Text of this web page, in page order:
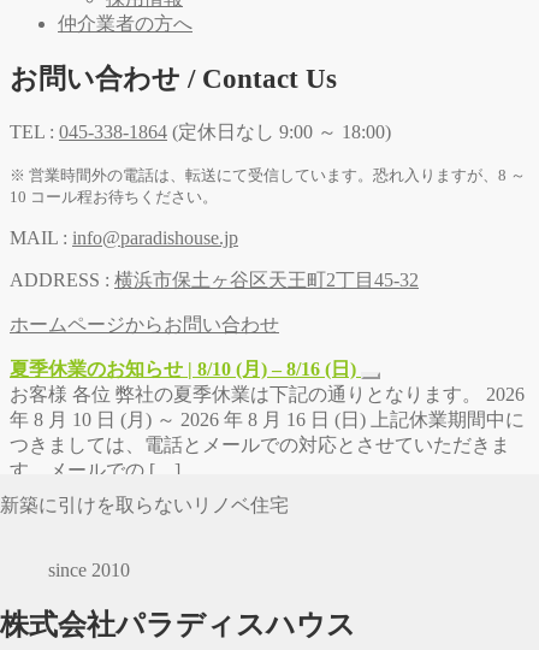
新築に引けを取らないリノベ住宅
since 2010
株式会社パラディスハウス
仲介業者の方へ
お問い合わせ / Contact Us
TEL : 045-338-1864 (定休日なし 9:00 ～ 18:00)
※ 営業時間外の電話は、転送にて受信しています。恐れ入りますが、8 ～
10 コール程お待ちください。
MAIL : info@paradishouse.jp
ADDRESS : 横浜市保土ヶ谷区天王町2丁目45-32
ホームページからお問い合わせ
夏季休業のお知らせ | 8/10 (月) – 8/16 (日)
お客様 各位 弊社の夏季休業は下記の通りとなります。 2026
年 8 月 10 日 (月) ～ 2026 年 8 月 16 日 (日) 上記休業期間中に
つきましては、電話とメールでの対応とさせていただきま
す。メールでの […]